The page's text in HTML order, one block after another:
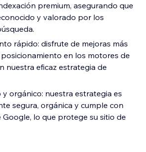
premium, asegurando que
y valorado por los
rápido: disfrute de mejoras más
en los motores de
nuestra eficaz estrategia de
y orgánico: nuestra estrategia es
segura, orgánica y cumple con
Google, lo que protege su sitio de